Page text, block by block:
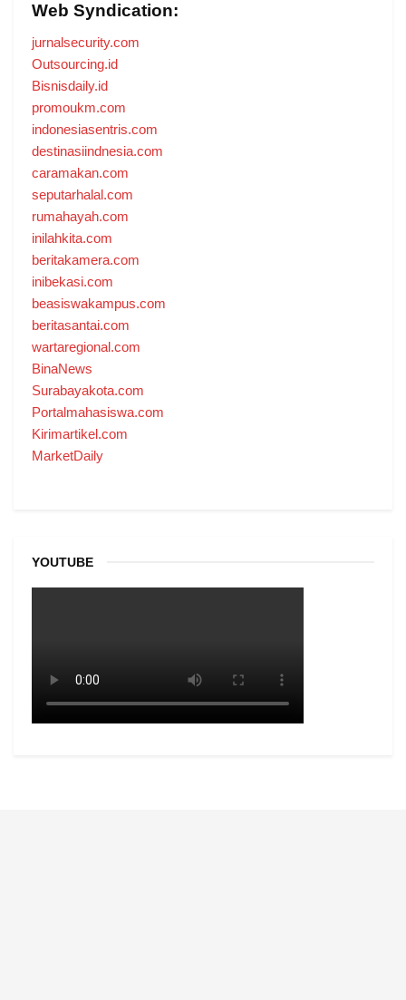
Web Syndication:
jurnalsecurity.com
Outsourcing.id
Bisnisdaily.id
promoukm.com
indonesiasentris.com
destinasiindnesia.com
caramakan.com
seputarhalal.com
rumahayah.com
inilahkita.com
beritakamera.com
inibekasi.com
beasiswakampus.com
beritasantai.com
wartaregional.com
BinaNews
Surabayakota.com
Portalmahasiswa.com
Kirimartikel.com
MarketDaily
YOUTUBE